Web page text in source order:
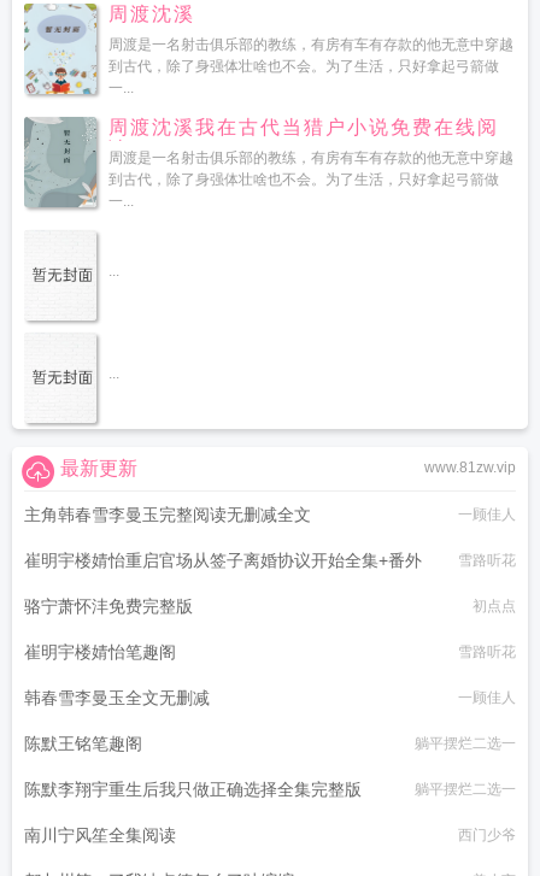
周渡沈溪
周渡是一名射击俱乐部的教练，有房有车有存款的他无意中穿越
到古代，除了身强体壮啥也不会。为了生活，只好拿起弓箭做
一...
周渡沈溪我在古代当猎户小说免费在线阅
读
周渡是一名射击俱乐部的教练，有房有车有存款的他无意中穿越
到古代，除了身强体壮啥也不会。为了生活，只好拿起弓箭做
一...
...
...
www.81zw.vip
最新更新
主角韩春雪李曼玉完整阅读无删减全文 一顾佳人
崔明宇楼婧怡重启官场从签子离婚协议开始全集+番外 雪路听花
骆宁萧怀沣免费完整版 初点点
崔明宇楼婧怡笔趣阁 雪路听花
韩春雪李曼玉全文无删减 一顾佳人
陈默王铭笔趣阁 躺平摆烂二选一
陈默李翔宇重生后我只做正确选择全集完整版 躺平摆烂二选一
南川宁风笙全集阅读 西门少爷